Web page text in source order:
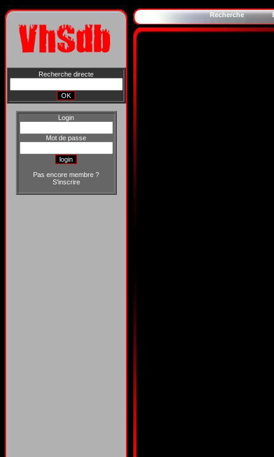
Recherche directe
Login
Mot de passe
Pas encore membre ?
S'inscrire
Recherche